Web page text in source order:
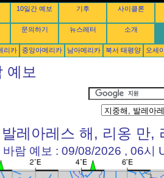
10일간 예보 기후 사이클론
문의하기 뉴스레터 소개
리카 중앙아메리카 남아메리카 북서 태평양 오세
예보
레아레스 해, 리옹 만,
바람 예보 : 09/08/2026 , 06시